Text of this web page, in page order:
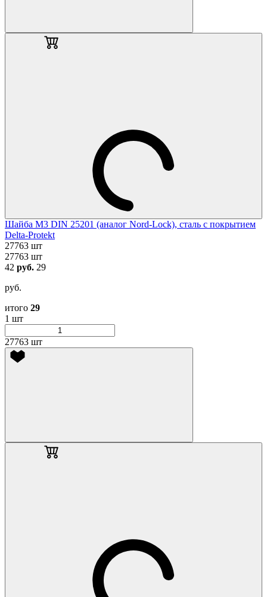
Шайба М3 DIN 25201 (аналог Nord-Lock), сталь с покрытием
Delta-Protekt
27763 шт
27763 шт
42 руб. 29
руб.
итого 29
1 шт
27763 шт